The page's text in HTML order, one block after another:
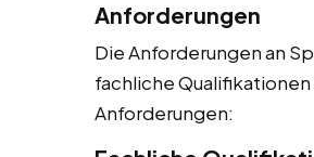
Anforderungen
Die Anforderungen an
fachliche
Anforderungen: